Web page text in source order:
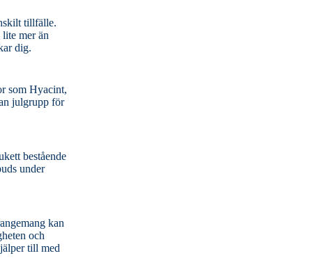
tillfälle.
mer än
dig.
bestående
till med